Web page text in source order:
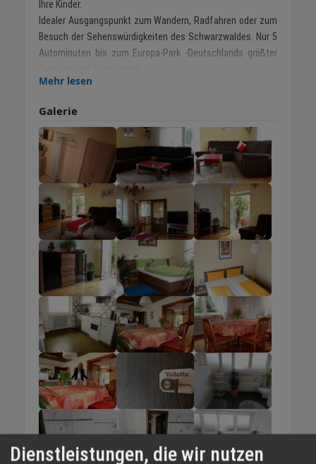
Ihre Kinder.
Idealer Ausgangspunkt zum Wandern, Radfahren oder zum
Besuch der Sehenswürdigkeiten des Schwarzwaldes. Nur 5
Autominuten bis zum Europa-Park -Deutschlands größter
liegt in der Rheinebene zwischen den Vogesen und dem
Südschwarzwald, zentral zwischen Freiburg und Offenburg
und ca. 5 km vom Europapark Rust und 10 km von
Frankreich entfernt.
Zahlreiche Spazier- u. Wanderwege führen rund um den
Kahlenberg.
Genießen Sie, umgeben von Reben und Obstanlagen,
einzigartige Panoramablicke über die Rheinebene bis zu
den Vogesen im benachbarten Elsass und tanken Sie
Energie für Körper, Geist und Seele. Genießen Sie die
Schönheit dieser Natur- und Bergwelt.
Nur wenige Autominuten von Ringsheim, können Sie eines
der letzten Paradiese Europas, das Naturschutzgebiet
Taubergießen, mit dem Boot oder Rad erkunden und
erleben. In unserem Ort gibt es Winzer mit einer eigenen
Hausbrennerei. Obstwasser, Kirschwasser, Williams Christ
und andere Schnäpse aber auch unseren weltbekannten
und vorzüglichen Badischer Wein können Sie in zahlreichen
Straußen-Wirtschaften probieren. Wir haben für Sie immer
einige Pauschalangebote bereit.
Mehr lesen
Galerie
Dienstleistungen, die wir nutzen